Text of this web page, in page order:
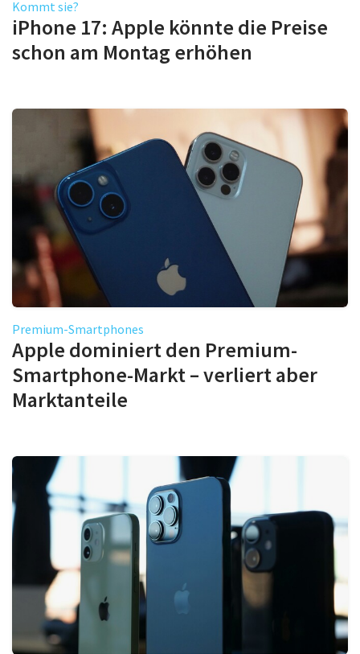
Kommt sie?
iPhone 17: Apple könnte die Preise
schon am Montag erhöhen
Premium-Smartphones
Apple dominiert den Premium-
Smartphone-Markt – verliert aber
Marktanteile